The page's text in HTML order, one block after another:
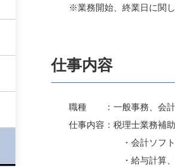
※業務開始、終業日に関し
仕事内容
職種 ：一般事務、会計
仕事内容：税理士業務補
・会計ソフト入力（勘
・給与計算、年